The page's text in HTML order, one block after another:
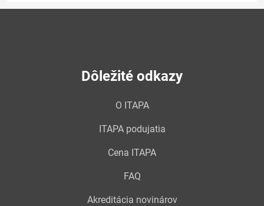
Dôležité odkazy
O ITAPA
ITAPA podujatia
Cena ITAPA
FAQ
Akreditácia novinárov